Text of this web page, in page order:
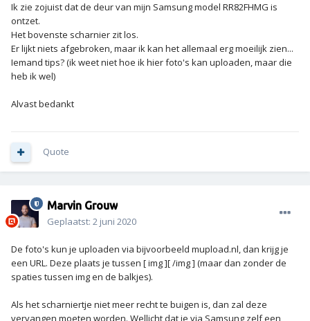
Ik zie zojuist dat de deur van mijn Samsung model RR82FHMG is
ontzet.
Het bovenste scharnier zit los.
Er lijkt niets afgebroken, maar ik kan het allemaal erg moeilijk zien...
Iemand tips? (ik weet niet hoe ik hier foto's kan uploaden, maar die
heb ik wel)
Alvast bedankt
Quote
Marvin Grouw
Geplaatst: 2 juni 2020
De foto's kun je uploaden via bijvoorbeeld mupload.nl, dan krijg je
een URL. Deze plaats je tussen [ img ][ /img ] (maar dan zonder de
spaties tussen img en de balkjes).
Als het scharniertje niet meer recht te buigen is, dan zal deze
vervangen moeten worden. Wellicht dat je via Samsung zelf een